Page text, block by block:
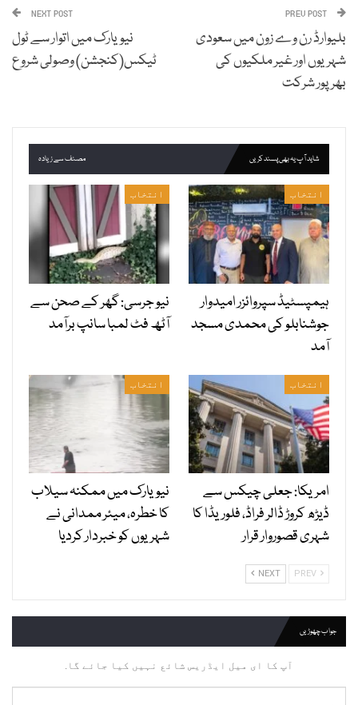
بلیوارڈ رن وے زون میں سعودی
شہریوں اور غیر ملکیوں کی
بھرپور شرکت
NEXT POST
نیویارک میں اتوار سے ٹول
ٹیکس(کنجشن) وصولی شروع
شاید آپ یہ بھی پسند کریں مصنف سے زیادہ
انتخاب
ہیمپسٹیڈ سپروائزر امیدوار
جوشنابلو کی محمدی مسجد
آمد
انتخاب
نیو جرسی: گھر کے صحن سے
آٹھ فٹ لمبا سانپ برآمد
انتخاب
امریکا: جعلی چیکس سے
ڈیڑھ کروڑ ڈالر فراڈ، فلوریڈا کا
شہری قصوروار قرار
انتخاب
نیویارک میں ممکنہ سیلاب
کا خطرہ، میئر ممدانی نے
شہریوں کو خبردار کردیا
NEXT
جواب چھوڑیں
آپ کا ای میل ایڈریس شائع نہیں کیا جائے گا.